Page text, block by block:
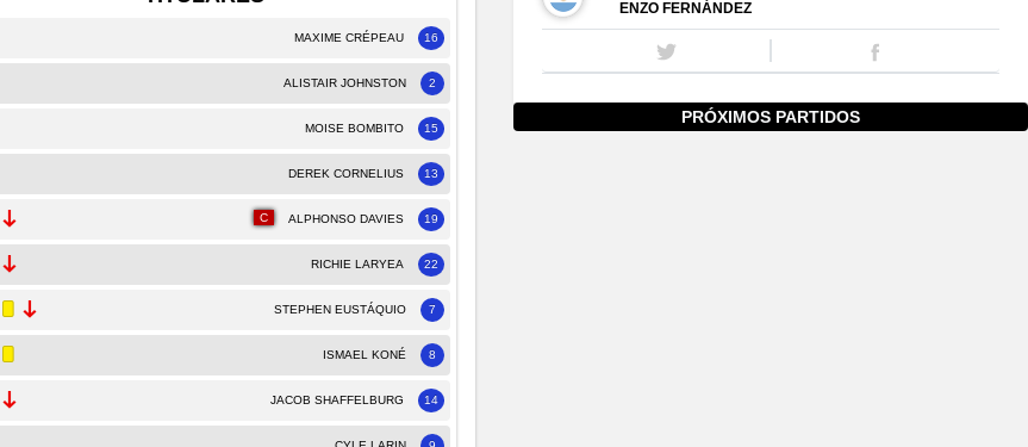
16
MAXIME CRÉPEAU
2
ALISTAIR JOHNSTON
15
MOISE BOMBITO
13
DEREK CORNELIUS
19
ALPHONSO DAVIES
C
22
RICHIE LARYEA
7
STEPHEN EUSTÁQUIO
8
ISMAEL KONÉ
14
JACOB SHAFFELBURG
ENZO FERNÁNDEZ
PRÓXIMOS PARTIDOS